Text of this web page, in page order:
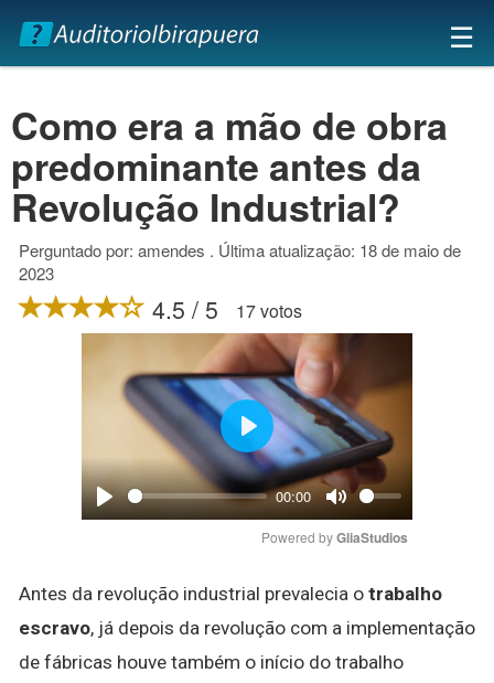
×
☰
Como era a mão de obra
predominante antes da
Revolução Industrial?
Perguntado por: amendes . Última atualização: 18 de maio de
2023
4.5 / 5 17 votos
Play
00:00
Mute
Play
Powered by GliaStudios
Antes da revolução industrial prevalecia o trabalho
escravo, já depois da revolução com a implementação
de fábricas houve também o início do trabalho